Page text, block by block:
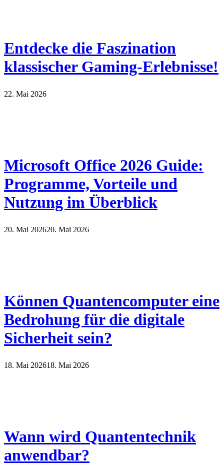
Entdecke die Faszination
klassischer Gaming-Erlebnisse!
22. Mai 2026
Microsoft Office 2026 Guide:
Programme, Vorteile und
Nutzung im Überblick
20. Mai 202620. Mai 2026
Können Quantencomputer eine
Bedrohung für die digitale
Sicherheit sein?
18. Mai 202618. Mai 2026
Wann wird Quantentechnik
anwendbar?